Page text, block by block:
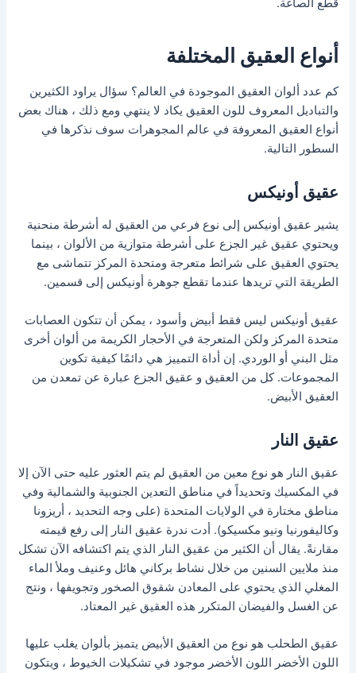
قطع الصاغة.
أنواع العقيق المختلفة
كم عدد ألوان العقيق الموجودة في العالم؟ سؤال يراود الكثيرين
والتباديل المعروف للون العقيق يكاد لا ينتهي ومع ذلك ، هناك بعض
أنواع العقيق المعروفة في عالم المجوهرات سوف نذكرها في
السطور التالية.
عقيق أونيكس
يشير عقيق أونيكس إلى نوع فرعي من العقيق له أشرطة منحنية
ويحتوي عقيق غير الجزع على أشرطة متوازية من الألوان ، بينما
يحتوي العقيق على شرائط متعرجة ومتحدة المركز تتماشى مع
الطريقة التي تريدها عندما تقطع جوهرة أونيكس إلى قسمين.
عقيق أونيكس ليس فقط أبيض وأسود ، يمكن أن تتكون العصابات
متحدة المركز ولكن المتعرجة في الأحجار الكريمة من ألوان أخرى
مثل البني أو الوردي. إن أداة التمييز هي دائمًا كيفية تكوين
المجموعات. كل من العقيق و عقيق الجزع عبارة عن تمعدن من
العقيق الأبيض.
عقيق النار
عقيق النار هو نوع معين من العقيق لم يتم العثور عليه حتى الآن إلا
في المكسيك وتحديداً في مناطق التعدين الجنوبية والشمالية وفي
مناطق مختارة في الولايات المتحدة (على وجه التحديد ، أريزونا
وكاليفورنيا ونيو مكسيكو). أدت ندرة عقيق النار إلى رفع قيمته
مقارنةً. يقال أن الكثير من عقيق النار الذي يتم اكتشافه الآن تشكل
منذ ملايين السنين من خلال نشاط بركاني هائل وعنيف وملأ الماء
المغلي الذي يحتوي على المعادن شقوق الصخور وتجويفها ، ونتج
عن الغسل والفيضان المتكرر هذه العقيق غير المعتاد.
عقيق الطحلب هو نوع من العقيق الأبيض يتميز بألوان يغلب عليها
اللون الأخضر اللون الأخضر موجود في تشكيلات الخيوط ، ويتكون